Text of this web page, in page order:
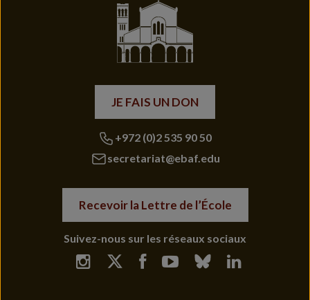
JE FAIS UN DON
+972 (0)2 535 90 50
secretariat@ebaf.edu
Recevoir la Lettre de l’École
Suivez-nous sur les réseaux sociaux